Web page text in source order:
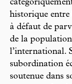
historique entre
à défaut de
de la
l’international.
subordination
soutenue dans